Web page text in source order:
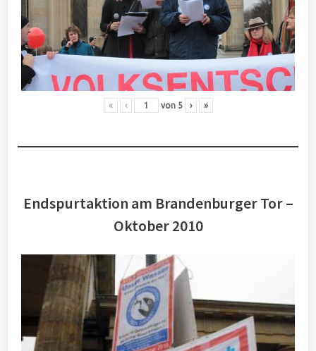
« ‹ von 5 › »
Endspurtaktion am Brandenburger Tor –
Oktober 2010